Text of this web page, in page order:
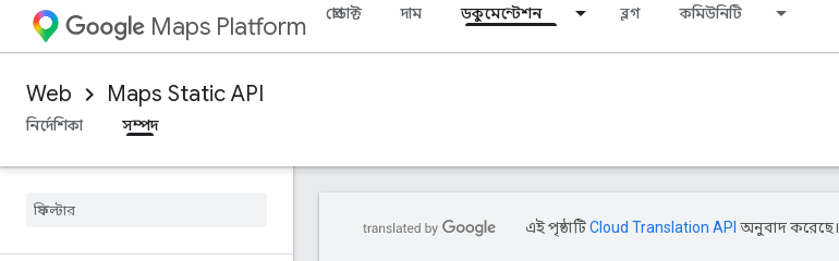
Maps Platform প্রোডাক্ট দাম ডকুমেন্টেশন ব্লগ কমিউনিটি
Web Maps Static API
নির্দেশিকা
সম্পদ
এই পৃষ্ঠাটিCloud Translation API অনুবাদ করেছে।